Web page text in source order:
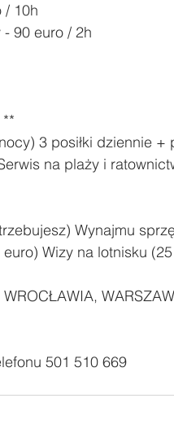
/ 10h
90 euro / 2h
3 posiłki dziennie +
na plaży i
Wynajmu
Wizy na lotnisku
501 510 669